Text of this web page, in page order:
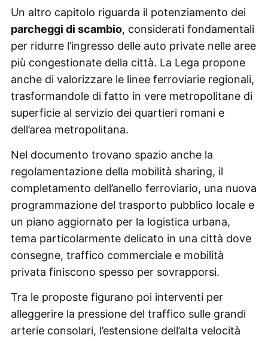
Un altro capitolo riguarda il potenziamento dei
parcheggi di scambio, considerati fondamentali
per ridurre l’ingresso delle auto private nelle aree
più congestionate della città. La Lega propone
anche di valorizzare le linee ferroviarie regionali,
trasformandole di fatto in vere metropolitane di
superficie al servizio dei quartieri romani e
dell’area metropolitana.
Nel documento trovano spazio anche la
regolamentazione della mobilità sharing, il
completamento dell’anello ferroviario, una nuova
programmazione del trasporto pubblico locale e
un piano aggiornato per la logistica urbana,
tema particolarmente delicato in una città dove
consegne, traffico commerciale e mobilità
privata finiscono spesso per sovrapporsi.
Tra le proposte figurano poi interventi per
alleggerire la pressione del traffico sulle grandi
arterie consolari, l’estensione dell’alta velocità